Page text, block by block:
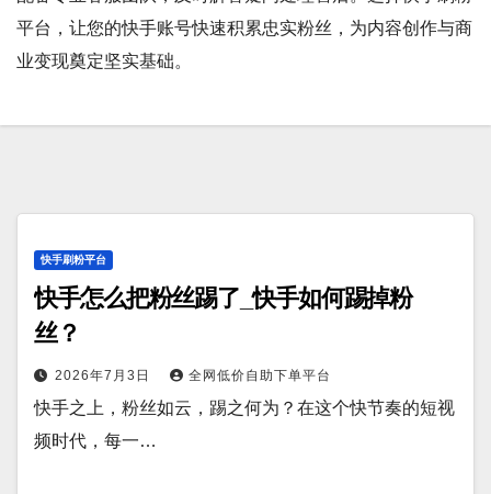
平台，让您的快手账号快速积累忠实粉丝，为内容创作与商
业变现奠定坚实基础。
快手刷粉平台
快手怎么把粉丝踢了_快手如何踢掉粉
丝？
2026年7月3日 全网低价自助下单平台
快手之上，粉丝如云，踢之何为？在这个快节奏的短视
频时代，每一…